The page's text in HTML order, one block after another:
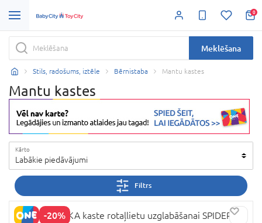
0
Meklēšana
Stils, radošums, iztēle Bērnistaba Mantu kastes
Mantu kastes
Kārto
Labākie piedāvājumi
Filtrs
-20%
SEVEN POLSKA kaste rotaļlietu uzglabāšanai SPIDER-